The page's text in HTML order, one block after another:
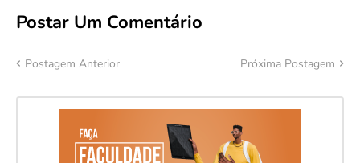
Postar Um Comentário
Postagem Anterior Próxima Postagem